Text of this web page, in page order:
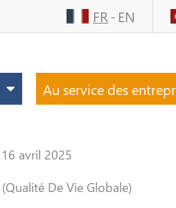
FR EN
Au service des
16 avril 2025
De Vie Globale)